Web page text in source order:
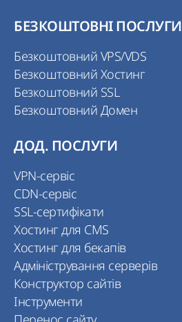
БЕЗКОШТОВНІ ПОСЛУГИ
Безкоштовний VPS/VDS
Безкоштовний Хостинг
Безкоштовний SSL
Безкоштовний Домен
ДОД. ПОСЛУГИ
VPN-сервіс
CDN-сервіс
SSL-сертифікати
Хостинг для CMS
Хостинг для бекапів
Адміністрування серверів
Конструктор сайтів
Інструменти